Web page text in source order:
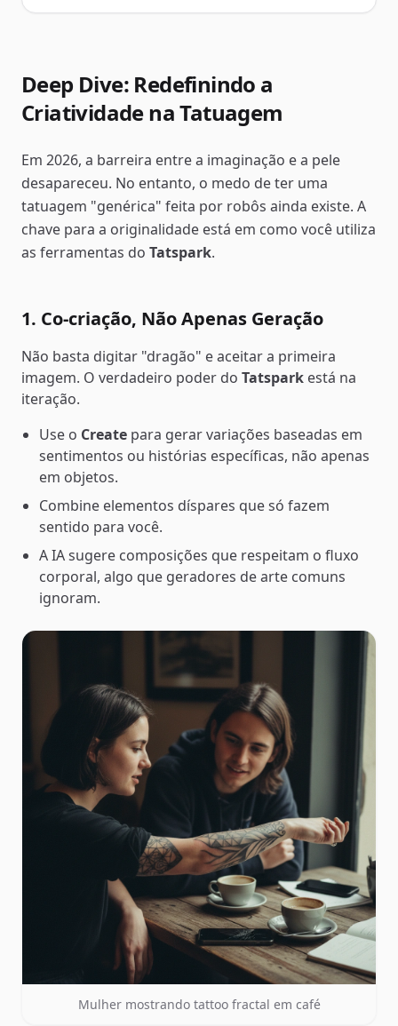
Deep Dive: Redefinindo a
Criatividade na Tatuagem
Em 2026, a barreira entre a imaginação e a pele
desapareceu. No entanto, o medo de ter uma
tatuagem "genérica" feita por robôs ainda existe. A
chave para a originalidade está em como você utiliza
as ferramentas do Tatspark.
1. Co-criação, Não Apenas Geração
Não basta digitar "dragão" e aceitar a primeira
imagem. O verdadeiro poder do Tatspark está na
iteração.
Use o Create para gerar variações baseadas em
sentimentos ou histórias específicas, não apenas
em objetos.
Combine elementos díspares que só fazem
sentido para você.
A IA sugere composições que respeitam o fluxo
corporal, algo que geradores de arte comuns
ignoram.
Mulher mostrando tattoo fractal em café